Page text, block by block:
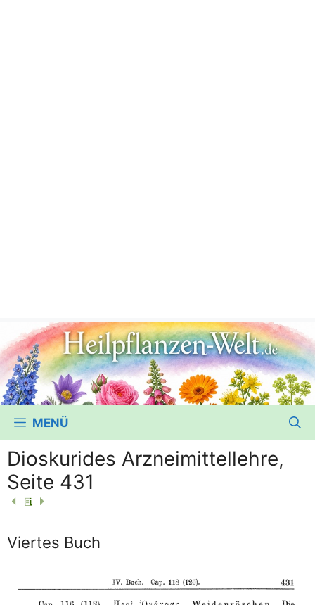
MENÜ
Dioskurides Arzneimittellehre,
Seite 431
Viertes Buch